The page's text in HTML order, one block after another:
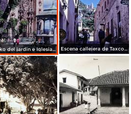
Kiosko del jardin e Iglesia de Taxco, Guerrero 1967. Escena callejera de Taxco, Guerrero 1967.